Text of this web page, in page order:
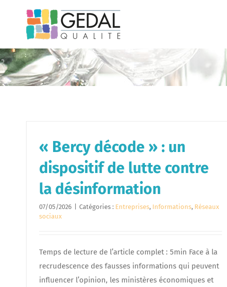
contenu
« Bercy décode » : un
dispositif de lutte contre
la désinformation
07/05/2026 Catégories : Entreprises, Informations, Réseaux
sociaux
Temps de lecture de l’article complet : 5min Face à la
recrudescence des fausses informations qui peuvent
influencer l’opinion, les ministères économiques et